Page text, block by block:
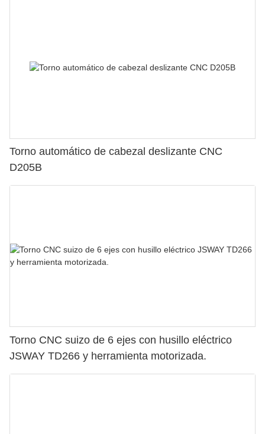
Torno automático de cabezal deslizante CNC
D205B
Torno CNC suizo de 6 ejes con husillo eléctrico
JSWAY TD266 y herramienta motorizada.